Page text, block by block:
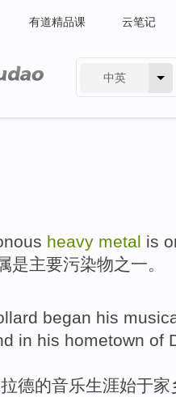
有道精品课 云笔记
中英
heavy metal is
是主要污染物之一。
began his
in his hometown of
德的音乐生涯始于家